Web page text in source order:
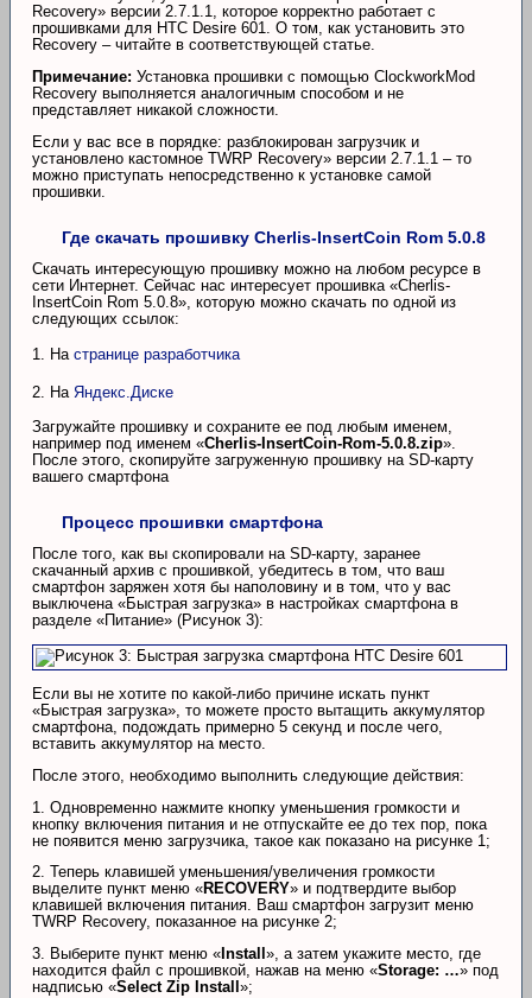
Recovery» версии 2.7.1.1, которое корректно работает с
прошивками для HTC Desire 601. О том, как установить это
Recovery – читайте в соответствующей статье.
Примечание: Установка прошивки с помощью ClockworkMod
Recovery выполняется аналогичным способом и не
представляет никакой сложности.
Если у вас все в порядке: разблокирован загрузчик и
установлено кастомное TWRP Recovery» версии 2.7.1.1 – то
можно приступать непосредственно к установке самой
прошивки.
Где скачать прошивку Cherlis-InsertCoin Rom 5.0.8
Скачать интересующую прошивку можно на любом ресурсе в
сети Интернет. Сейчас нас интересует прошивка «Cherlis-
InsertCoin Rom 5.0.8», которую можно скачать по одной из
следующих ссылок:
1. На странице разработчика
2. На Яндекс.Диске
Загружайте прошивку и сохраните ее под любым именем,
например под именем «Cherlis-InsertCoin-Rom-5.0.8.zip».
После этого, скопируйте загруженную прошивку на SD-карту
вашего смартфона
Процесс прошивки смартфона
После того, как вы скопировали на SD-карту, заранее
скачанный архив с прошивкой, убедитесь в том, что ваш
смартфон заряжен хотя бы наполовину и в том, что у вас
выключена «Быстрая загрузка» в настройках смартфона в
разделе «Питание» (Рисунок 3):
Если вы не хотите по какой-либо причине искать пункт
«Быстрая загрузка», то можете просто вытащить аккумулятор
смартфона, подождать примерно 5 секунд и после чего,
вставить аккумулятор на место.
После этого, необходимо выполнить следующие действия:
1. Одновременно нажмите кнопку уменьшения громкости и
кнопку включения питания и не отпускайте ее до тех пор, пока
не появится меню загрузчика, такое как показано на рисунке 1;
2. Теперь клавишей уменьшения/увеличения громкости
выделите пункт меню «RECOVERY» и подтвердите выбор
клавишей включения питания. Ваш смартфон загрузит меню
TWRP Recovery, показанное на рисунке 2;
3. Выберите пункт меню « Install », а затем укажите место, где
находится файл с прошивкой, нажав на меню «Storage: …» под
надписью «Select Zip Install »;